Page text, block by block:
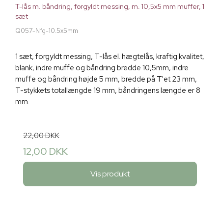
T-lås m. båndring, forgyldt messing, m. 10,5x5 mm muffer, 1
sæt
Q057-Nfg-10.5x5mm
1 sæt, forgyldt messing, T-lås el. hægtelås, kraftig kvalitet,
blank, indre muffe og båndring bredde 10,5mm, indre
muffe og båndring højde 5 mm, bredde på T'et 23 mm,
T-stykkets totallængde 19 mm, båndringens længde er 8
mm.
22,00 DKK
12,00 DKK
Vis produkt